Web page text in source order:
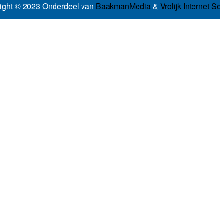
© 2023 Onderdeel van BaakmanMedia& Vrolijk Internet